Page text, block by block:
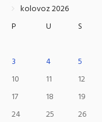
kolovoz 2026
P
U S
3
4 5
10
11 12
17
18 19
24
25 26